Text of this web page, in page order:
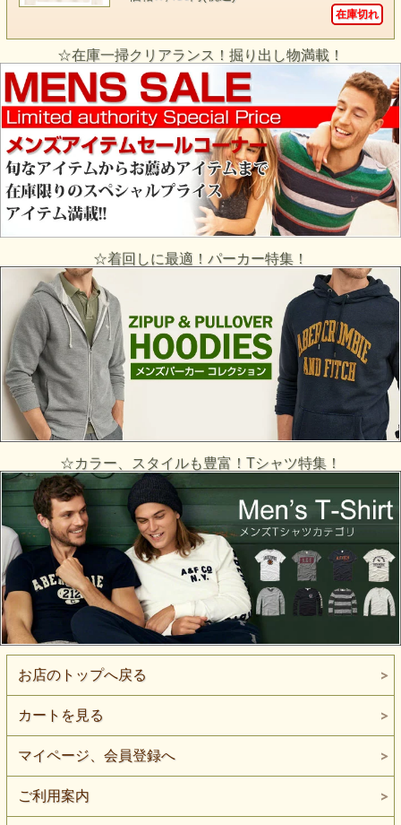
在庫切れ
☆在庫一掃クリアランス！掘り出し物満載！
☆着回しに最適！パーカー特集！
☆カラー、スタイルも豊富！Tシャツ特集！
お店のトップへ戻る
カートを見る
マイページ、会員登録へ
ご利用案内